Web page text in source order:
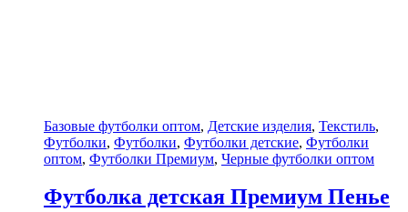
Базовые футболки оптом, Детские изделия, Текстиль,
Футболки, Футболки, Футболки детские, Футболки
оптом, Футболки Премиум, Черные футболки оптом
Футболка детская Премиум Пенье